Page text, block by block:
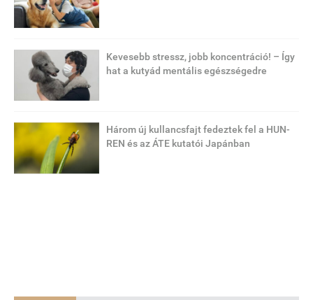
Kevesebb stressz, jobb koncentráció! – Így
hat a kutyád mentális egészségedre
Három új kullancsfajt fedeztek fel a HUN-
REN és az ÁTE kutatói Japánban